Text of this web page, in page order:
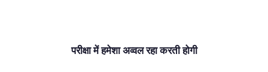
परीक्षा में हमेशा अव्वल रहा करती होगी